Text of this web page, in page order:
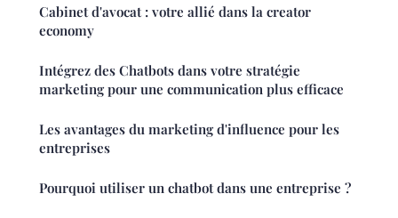
Cabinet d'avocat : votre allié dans la creator
economy
Intégrez des Chatbots dans votre stratégie
marketing pour une communication plus efficace
Les avantages du marketing d'influence pour les
entreprises
Pourquoi utiliser un chatbot dans une entreprise ?